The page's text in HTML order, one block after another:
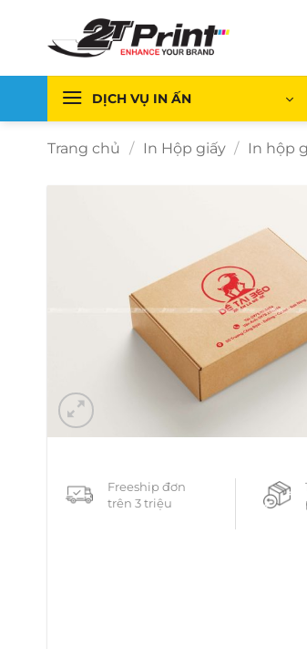
dung
DỊCH VỤ IN ẤN
Trang chủ / In Hộp giấy / In hộp
Freeship đơn
trên 3 triệu